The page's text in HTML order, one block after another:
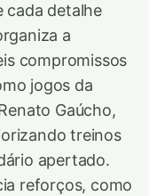
cada detalhe
a
compromissos
jogos da
Gaúcho,
treinos
apertado.
reforços, como